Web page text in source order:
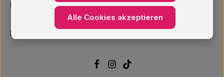
Unsere Services
Newsletter
Alle Cookies akzeptieren